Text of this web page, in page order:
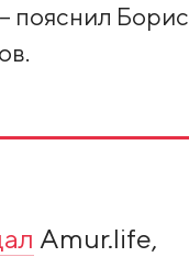
пояснил Борис
Amur.life,